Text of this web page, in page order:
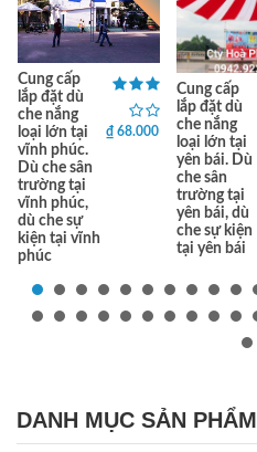
Cung cấp
lắp đặt dù
che nắng
loại lớn tại
vĩnh phúc.
Dù che sân
trường tại
vĩnh phúc,
dù che sự
kiện tại vĩnh
phúc
₫ 68.000
Cung cấp
lắp đặt dù
che nắng
loại lớn tại
yên bái. Dù
che sân
trường tại
yên bái, dù
che sự kiện
tại yên bái
DANH MỤC SẢN PHẨM